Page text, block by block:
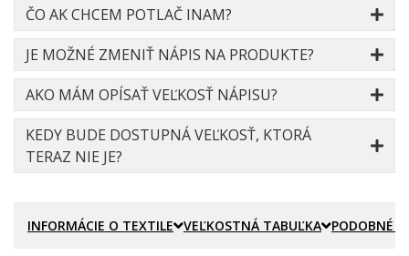
ČO AK CHCEM POTLAČ INAM?
JE MOŽNÉ ZMENIŤ NÁPIS NA PRODUKTE?
AKO MÁM OPÍSAŤ VEĽKOSŤ NÁPISU?
KEDY BUDE DOSTUPNÁ VEĽKOSŤ, KTORÁ
TERAZ NIE JE?
INFORMÁCIE O TEXTILE VEĽKOSTNÁ TABUĽKA PODOBNÉ